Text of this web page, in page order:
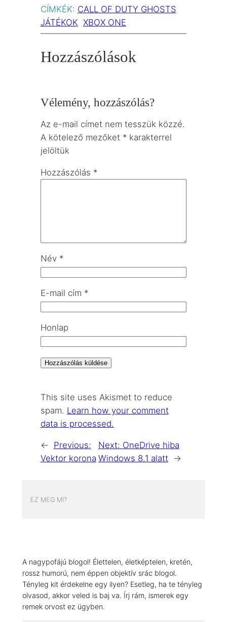
CÍMKÉK: CALL OF DUTY GHOSTS
JÁTÉKOK XBOX ONE
Hozzászólások
Vélemény, hozzászólás?
Az e-mail címet nem tesszük közzé.
A kötelező mezőket *karakterrel
jelöltük
Hozzászólás *
Név *
E-mail cím *
Honlap
This site uses Akismet to reduce
spam. Learn how your comment
data is processed.
←
Previous:
Vektor korona
Next: OneDrive hiba
Windows 8.1 alatt
→
EZ MEG MI?
A nagypofájú blogol! Élettelen, életképtelen, kretén,
rossz humorú, nem éppen objektív srác blogol.
Tényleg kit érdekelne egy ilyen? Esetleg, ha te tényleg
olvasod, akkor veled is baj va. Írj rám, ismerek egy
remek orvost ez ügyben.